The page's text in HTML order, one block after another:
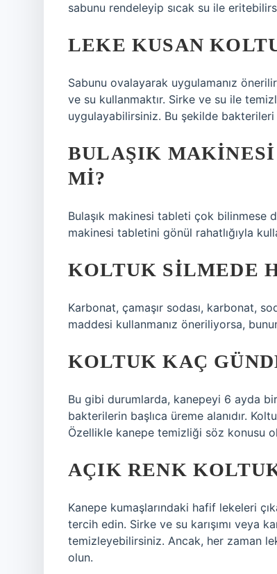
sabunu rendeleyip sıcak su ile
LEKE KUSAN
Sabunu ovalayarak uygulamanız
ve su kullanmaktır. Sirke ve su ile
uygulayabilirsiniz. Bu şekilde
BULAŞIK
MI?
Bulaşık makinesi tableti çok bilinmese
makinesi tabletini gönül rahatlığıyla
KOLTUK SILMEDE
Karbonat, çamaşır sodası, karbonat,
maddesi kullanmanız öneriliyorsa,
KOLTUK KAÇ
Bu gibi durumlarda, kanepeyi 6 ayda
bakterilerin başlıca üreme alanıdır.
Özellikle kanepe temizliği söz konusu
AÇIK RENK
Kanepe kumaşlarındaki hafif lekeleri
tercih edin. Sirke ve su karışımı veya
temizleyebilirsiniz. Ancak, her zaman
olun.